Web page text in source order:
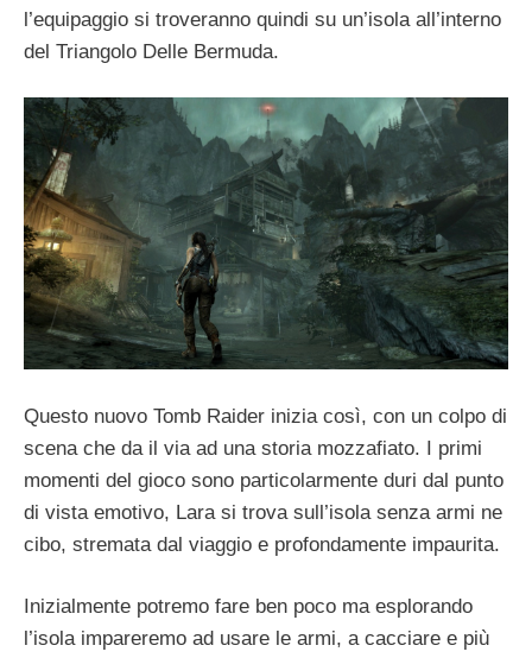
l’equipaggio si troveranno quindi su un’isola all’interno
del Triangolo Delle Bermuda.
Questo nuovo Tomb Raider inizia così, con un colpo di
scena che da il via ad una storia mozzafiato. I primi
momenti del gioco sono particolarmente duri dal punto
di vista emotivo, Lara si trova sull’isola senza armi ne
cibo, stremata dal viaggio e profondamente impaurita.
Inizialmente potremo fare ben poco ma esplorando
l’isola impareremo ad usare le armi, a cacciare e più